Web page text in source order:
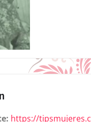
https://